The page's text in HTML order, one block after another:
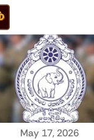
May 17, 2026